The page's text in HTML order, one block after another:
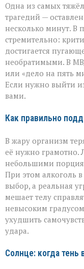
Одна из самых
трагедий —
несколько минут. В
стремительно:
достигается
необратимыми. В
или «дело на пять
Если нужно выйти
вами.
Как правильно
В жару организм
её нужно грамотно.
небольшими
При этом алкоголь
выбор, а реальная
мешает телу
невысоким
ухудшить
удара.
Солнце: когда тень